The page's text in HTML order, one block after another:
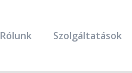
Rólunk Szolgáltatások